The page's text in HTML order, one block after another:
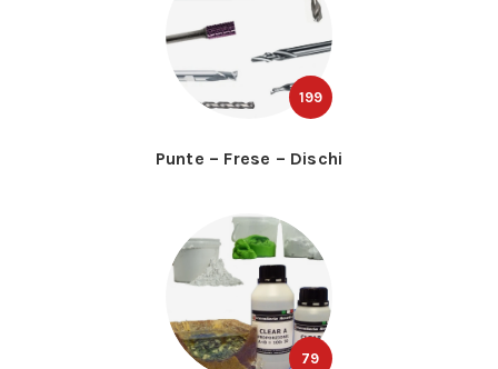
199
Punte – Frese – Dischi
79